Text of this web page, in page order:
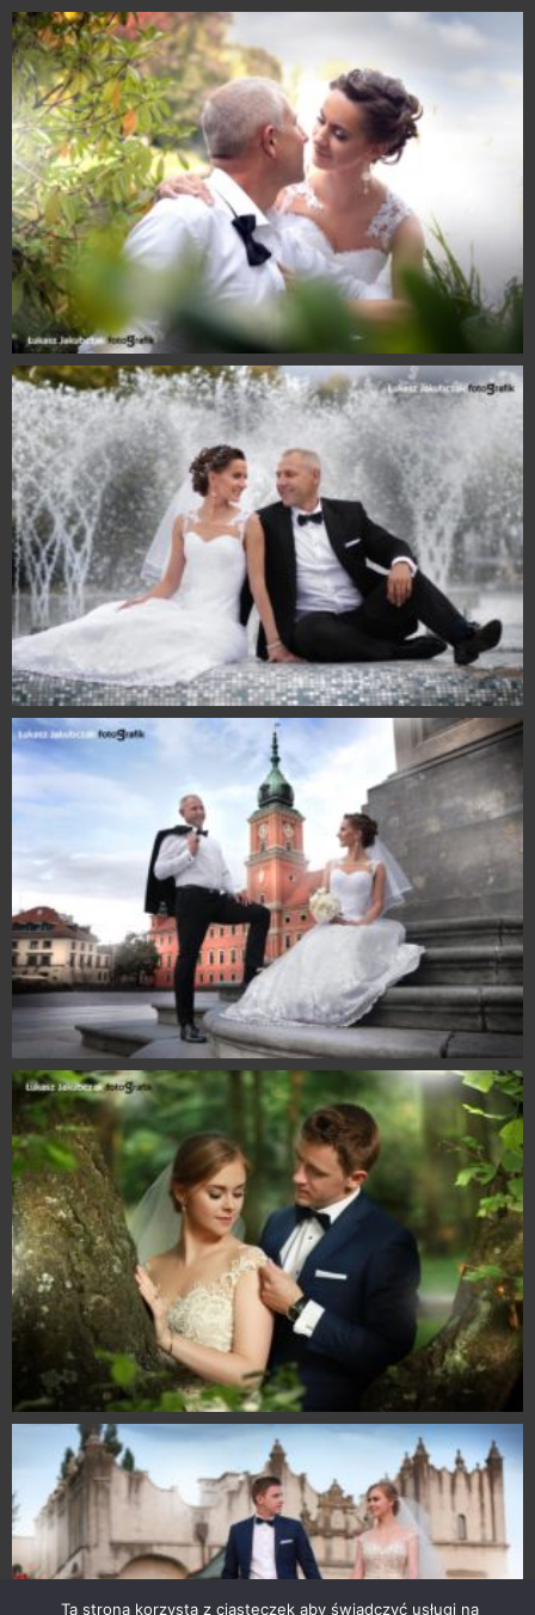
Ta strona korzysta z ciasteczek aby świadczyć usługi na